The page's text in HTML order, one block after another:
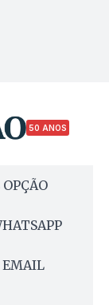
50 ANOS
EMAIL